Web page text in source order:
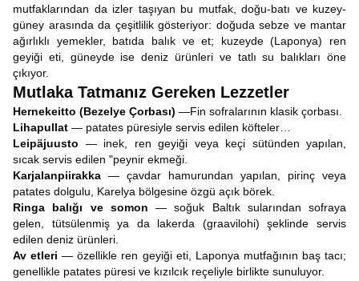
mutfaklarından da izler taşıyan bu mutfak, doğu-batı ve kuzey-
güney arasında da çeşitlilik gösteriyor: doğuda sebze ve mantar
ağırlıklı yemekler, batıda balık ve et; kuzeyde (Laponya) ren
geyiği eti, güneyde ise deniz ürünleri ve tatlı su balıkları öne
çıkıyor.
Mutlaka Tatmanız Gereken Lezzetler
Hernekeitto (Bezelye Çorbası) —Fin sofralarının klasik çorbası.
Lihapullat — patates püresiyle servis edilen köfteler…
Leipäjuusto — inek, ren geyiği veya keçi sütünden yapılan,
sıcak servis edilen "peynir ekmeği.
Karjalanpiirakka — çavdar hamurundan yapılan, pirinç veya
patates dolgulu, Karelya bölgesine özgü açık börek.
Ringa balığı ve somon — soğuk Baltık sularından sofraya
gelen, tütsülenmiş ya da lakerda (graavilohi) şeklinde servis
edilen deniz ürünleri.
Av etleri — özellikle ren geyiği eti, Laponya mutfağının baş tacı;
genellikle patates püresi ve kızılcık reçeliyle birlikte sunuluyor.